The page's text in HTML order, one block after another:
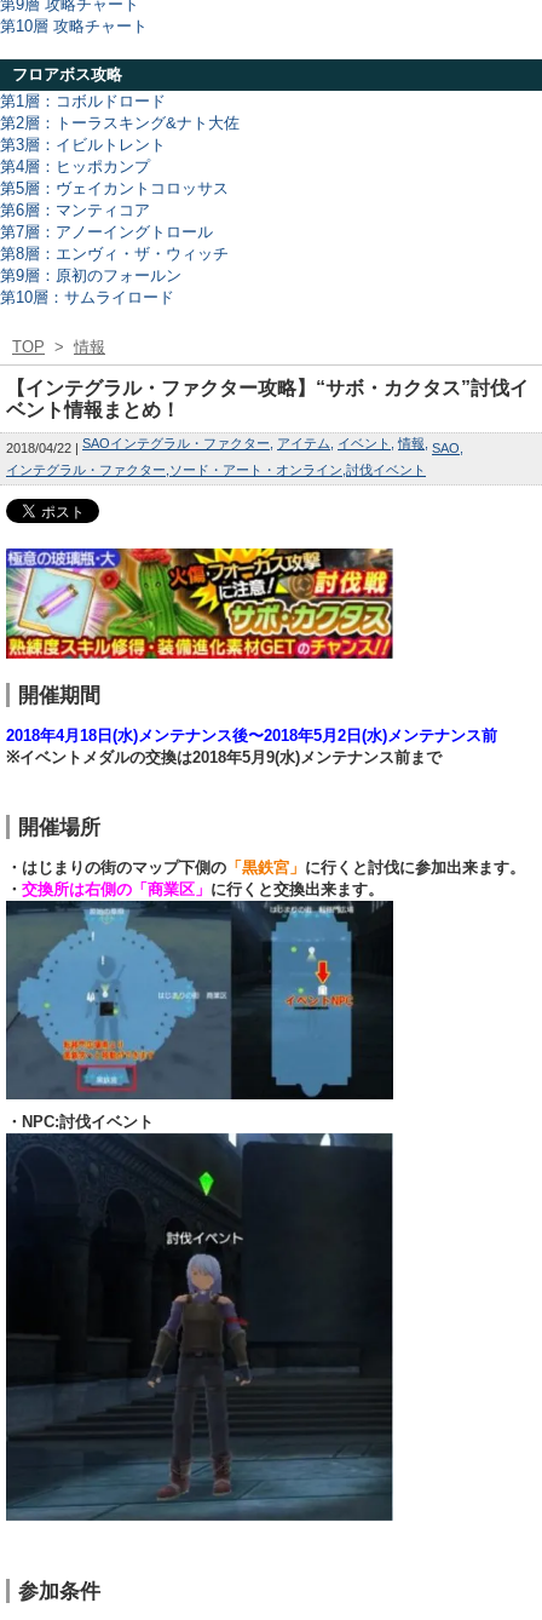
第9層 攻略チャート
第10層 攻略チャート
フロアボス攻略
第1層：コボルドロード
第2層：トーラスキング&ナト大佐
第3層：イビルトレント
第4層：ヒッポカンプ
第5層：ヴェイカントコロッサス
第6層：マンティコア
第7層：アノーイングトロール
第8層：エンヴィ・ザ・ウィッチ
第9層：原初のフォールン
第10層：サムライロード
TOP > 情報
【インテグラル・ファクター攻略】“サボ・カクタス”討伐イ
ベント情報まとめ！
2018/04/22 SAOインテグラル・ファクター アイテム イベント 情報 SAO
インテグラル・ファクター ソード・アート・オンライン 討伐イベント
開催期間
2018年4月18日(水)メンテナンス後〜2018年5月2日(水)メンテナンス前
※イベントメダルの交換は2018年5月9(水)メンテナンス前まで
開催場所
・はじまりの街のマップ下側の 「黒鉄宮」 に行くと討伐に参加出来ます。
・ 交換所は右側の「商業区」 に行くと交換出来ます。
・NPC:討伐イベント
参加条件